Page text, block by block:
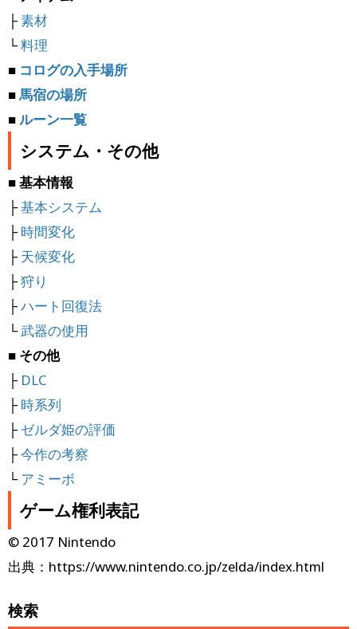
├素材
└料理
■ コログの入手場所
■馬宿の場所
■ルーン一覧
システム・その他
■ 基本情報
├基本システム
├時間変化
├天候変化
├狩り
├ハート回復法
└武器の使用
■ その他
├ DLC
├時系列
├ゼルダ姫の評価
├今作の考察
└アミーボ
ゲーム権利表記
© 2017 Nintendo
出典：https://www.nintendo.co.jp/zelda/index.html
検索